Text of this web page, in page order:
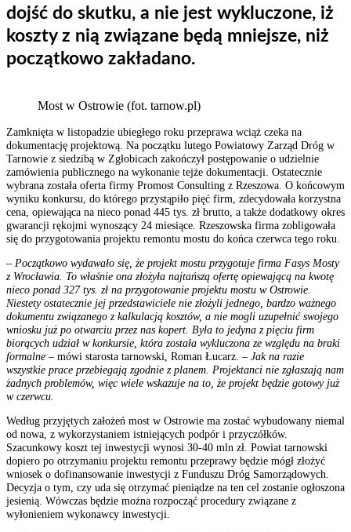
dojść do skutku, a nie jest wykluczone, iż
koszty z nią związane będą mniejsze, niż
początkowo zakładano.
Most w Ostrowie (fot. tarnow.pl)
Zamknięta w listopadzie ubiegłego roku przeprawa wciąż czeka na
dokumentację projektową. Na początku lutego Powiatowy Zarząd Dróg w
Tarnowie z siedzibą w Zgłobicach zakończył postępowanie o udzielnie
zamówienia publicznego na wykonanie tejże dokumentacji. Ostatecznie
wybrana została oferta firmy Promost Consulting z Rzeszowa. O końcowym
wyniku konkursu, do którego przystąpiło pięć firm, zdecydowała korzystna
cena, opiewająca na nieco ponad 445 tys. zł brutto, a także dodatkowy okres
gwarancji rękojmi wynoszący 24 miesiące. Rzeszowska firma zobligowała
się do przygotowania projektu remontu mostu do końca czerwca tego roku.
– Początkowo wydawało się, że projekt mostu przygotuje firma Fasys Mosty
z Wrocławia. To właśnie ona złożyła najtańszą ofertę opiewającą na kwotę
nieco ponad 327 tys. zł na przygotowanie projektu mostu w Ostrowie.
Niestety ostatecznie jej przedstawiciele nie złożyli jednego, bardzo ważnego
dokumentu związanego z kalkulacją kosztów, a nie mogli uzupełnić swojego
wniosku już po otwarciu przez nas kopert. Była to jedyna z pięciu firm
biorących udział w konkursie, która została wykluczona ze względu na braki
formalne – mówi starosta tarnowski, Roman Łucarz. – Jak na razie
wszystkie prace przebiegają zgodnie z planem. Projektanci nie zgłaszają nam
żadnych problemów, więc wiele wskazuje na to, że projekt będzie gotowy już
w czerwcu.
Według przyjętych założeń most w Ostrowie ma zostać wybudowany niemal
od nowa, z wykorzystaniem istniejących podpór i przyczółków.
Szacunkowy koszt tej inwestycji wynosi 30-40 mln zł. Powiat tarnowski
dopiero po otrzymaniu projektu remontu przeprawy będzie mógł złożyć
wniosek o dofinansowanie inwestycji z Funduszu Dróg Samorządowych.
Decyzja o tym, czy uda się otrzymać pieniądze na ten cel zostanie ogłoszona
jesienią. Wówczas będzie można rozpocząć procedury związane z
wyłonieniem wykonawcy inwestycji.